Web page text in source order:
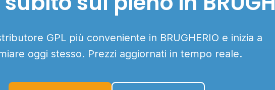
GPL più conveniente in BRUGHERIO e inizia a
oggi stesso. Prezzi aggiornati in tempo reale.